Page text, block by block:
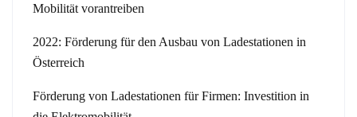
Mobilität vorantreiben
2022: Förderung für den Ausbau von Ladestationen in
Österreich
Förderung von Ladestationen für Firmen: Investition in